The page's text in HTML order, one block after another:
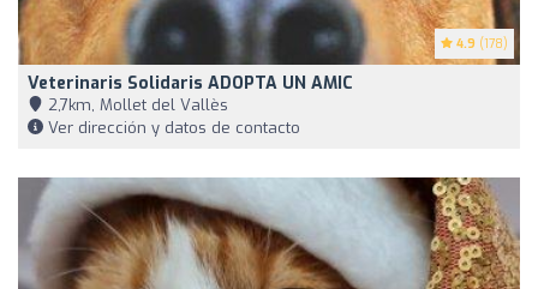
4.9 (178)
Veterinaris Solidaris ADOPTA UN AMIC
2,7km, Mollet del Vallès
Ver dirección y datos de contacto